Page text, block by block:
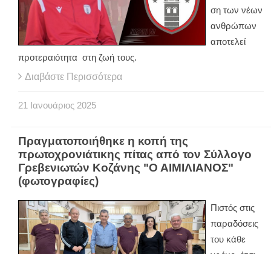
ση των νέων
ανθρώπων
αποτελεί
προτεραιότητα στη ζωή τους.
Διαβάστε Περισσότερα
21 Ιανουάριος 2025
Πραγματοποιήθηκε η κοπή της
πρωτοχρονιάτικης πίτας από τον Σύλλογο
Γρεβενιωτών Κοζάνης "Ο ΑΙΜΙΛΙΑΝΟΣ"
(φωτογραφίες)
Πιστός στις
παραδόσεις
του κάθε